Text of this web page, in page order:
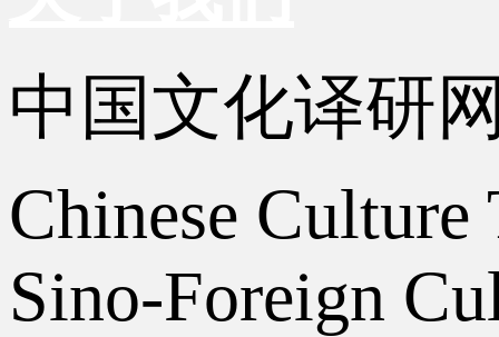
中国文化译研
Chinese
Sino-Foreign